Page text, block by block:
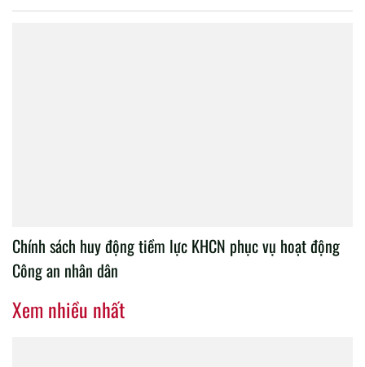
Chính sách huy động tiềm lực KHCN phục vụ hoạt động
Công an nhân dân
Xem nhiều nhất